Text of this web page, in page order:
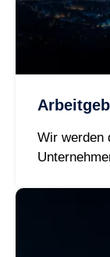
Wir werden